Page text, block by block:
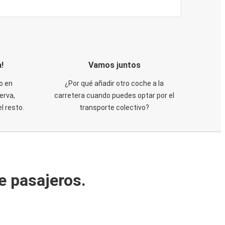
en
resto.
Vamos juntos
¿Por qué añadir otro coche a la
carretera cuando puedes optar por el
transporte colectivo?
pasajeros.